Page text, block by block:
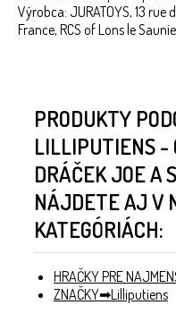
Výrobca: JURATOYS, 13 rue
France, RCS of Lons le
PRODUKTY
LILLIPUTIENS -
DRÁČEK JOE A
NÁJDETE AJ V
KATEGÓRIÁCH:
HRAČKY PRE
ZNAČKY
Lilliputiens